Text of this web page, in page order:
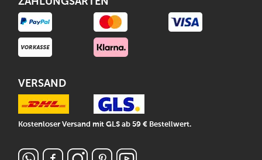
VERSAND
Kostenloser Versand mit GLS ab 59 € Bestellwert.